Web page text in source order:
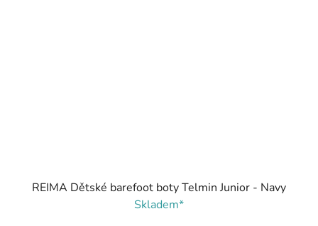
REIMA Dětské barefoot boty Telmin Junior - Navy
Skladem*